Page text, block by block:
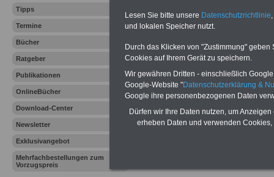
Tipps
Termine
Bücher
Ratgeber
Publikationen
OnlineBücher
Download-Center
Newsletter
Exklusivangebot
Mehrfachbestellungen zum
Vorzugspreis
Lexikon für
Hier bieten wir ein umfangsreiches
erläutern wir
Zählkindervorteil "
Lesen Sie bitte unsere Datenschutzrichtlinie
und lokalen Speicher nutzt.
Durch das Klicken von "Zustimmung"
Cookies auf Ihrem Gerät zu speichern.
Wir gewähren Dritten - einschließlich
Google-Website "Datenschutzerklärung &
Google ihre personenbezogenen Daten
Dürfen wir Ihre Daten nutzen, um
erheben Daten und verwenden